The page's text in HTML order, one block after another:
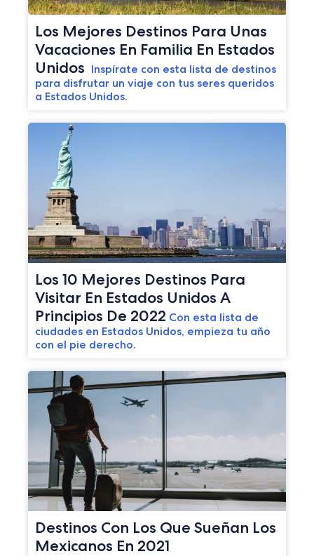
Los Mejores Destinos Para Unas
Vacaciones En Familia En Estados
Unidos Inspírate con esta lista de destinos
para disfrutar un viaje con tus seres queridos
a Estados Unidos.
Los 10 Mejores Destinos Para
Visitar En Estados Unidos A
Principios De 2022 Con esta lista de
ciudades en Estados Unidos, empieza tu año
con el pie derecho.
Destinos Con Los Que Sueñan Los
Mexicanos En 2021